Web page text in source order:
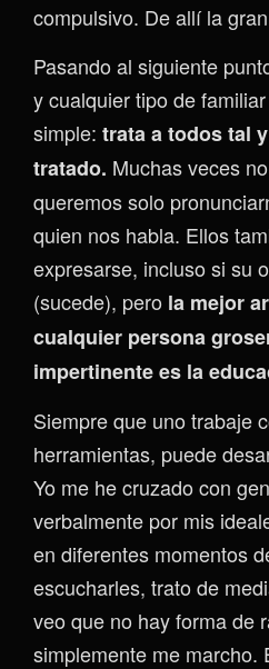
compulsivo. De allí la
Pasando al siguiente
y cualquier tipo de
simple: trata a todos tal
tratado. Muchas veces
queremos solo
quien nos habla. Ellos
expresarse, incluso si su
(sucede), pero la mejor
cualquier persona
impertinente es la
Siempre que uno trabaje
herramientas, puede
Yo me he cruzado con
verbalmente por mis
en diferentes momentos
escucharles, trato de
veo que no hay forma de
simplemente me